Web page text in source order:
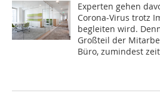
Experten gehen
Corona-Virus trotz
begleiten wird.
Großteil der
Büro, zumindest